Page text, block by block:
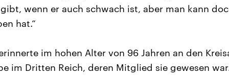
wenn er auch schwach ist, aber man kann
hat.“
im hohen Alter von 96 Jahren an den
im Dritten Reich, deren Mitglied sie gewesen